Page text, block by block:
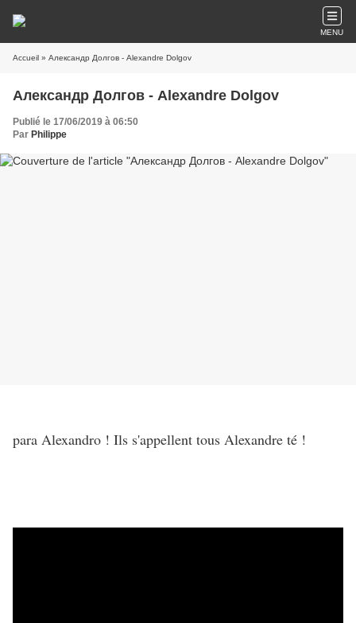
MENU
Accueil » Александр Долгов - Alexandre Dolgov
Александр Долгов - Alexandre Dolgov
Publié le 17/06/2019 à 06:50
Par Philippe
para Alexandro ! Ils s'appellent tous Alexandre té !